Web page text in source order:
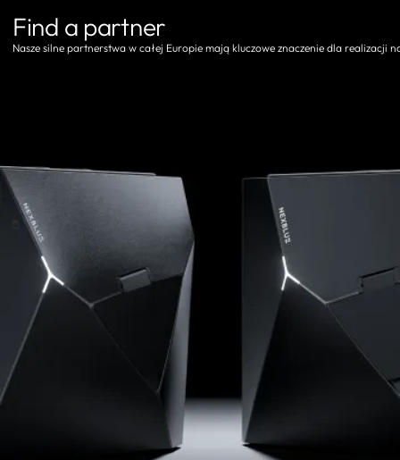
Find a partner
Nasze silne partnerstwa w całej Europie mają kluczowe znaczenie dla realizacji